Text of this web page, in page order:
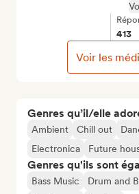
Genres qu’il/elle
Ambient Chill out
Electronica
Future
Genres qu'ils sont
Bass Music Drum and
413
Voir les